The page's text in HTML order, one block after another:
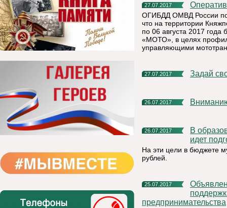
27.07.2017
ОГИБДД ОМВД России по
что на территории
по 06 августа 2017 года
«МОТО», в целях
управляющими
27.07.2017 Задай
26.07.2017
26.07.2017
В образовательных учреждениях Княжпогостского района
идет
На эти цели в бюджете
рублей.
25.07.2017
Объявление о приеме заявок на получение финансовой
предпринимательства